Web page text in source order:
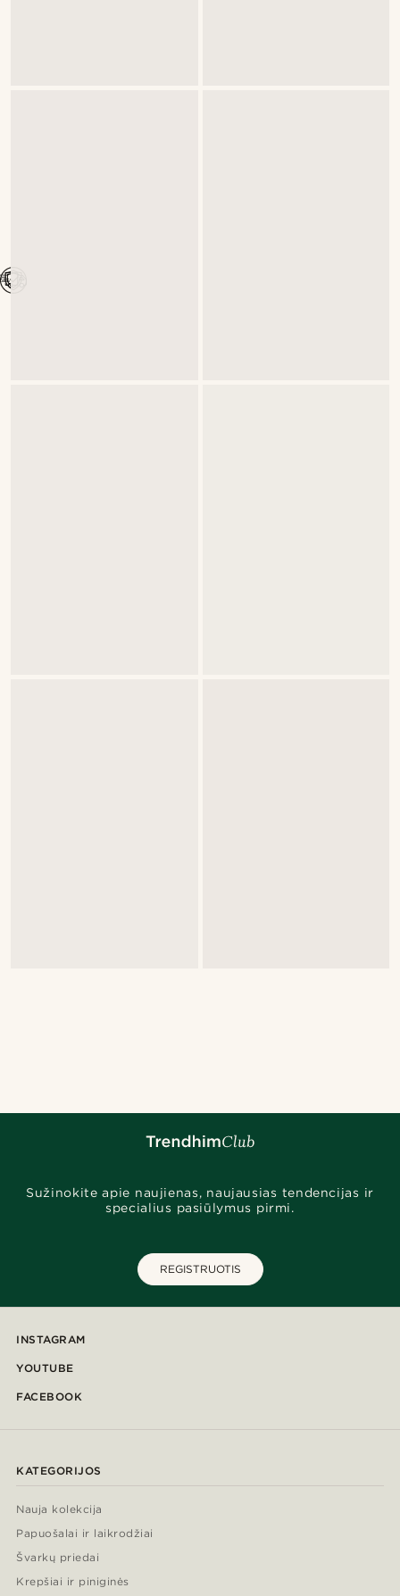
Sužinokite apie naujienas, naujausias tendencijas ir
specialius pasiūlymus pirmi.
REGISTRUOTIS
INSTAGRAM
YOUTUBE
FACEBOOK
KATEGORIJOS
Nauja kolekcija
Papuošalai ir laikrodžiai
Švarkų priedai
Krepšiai ir piniginės